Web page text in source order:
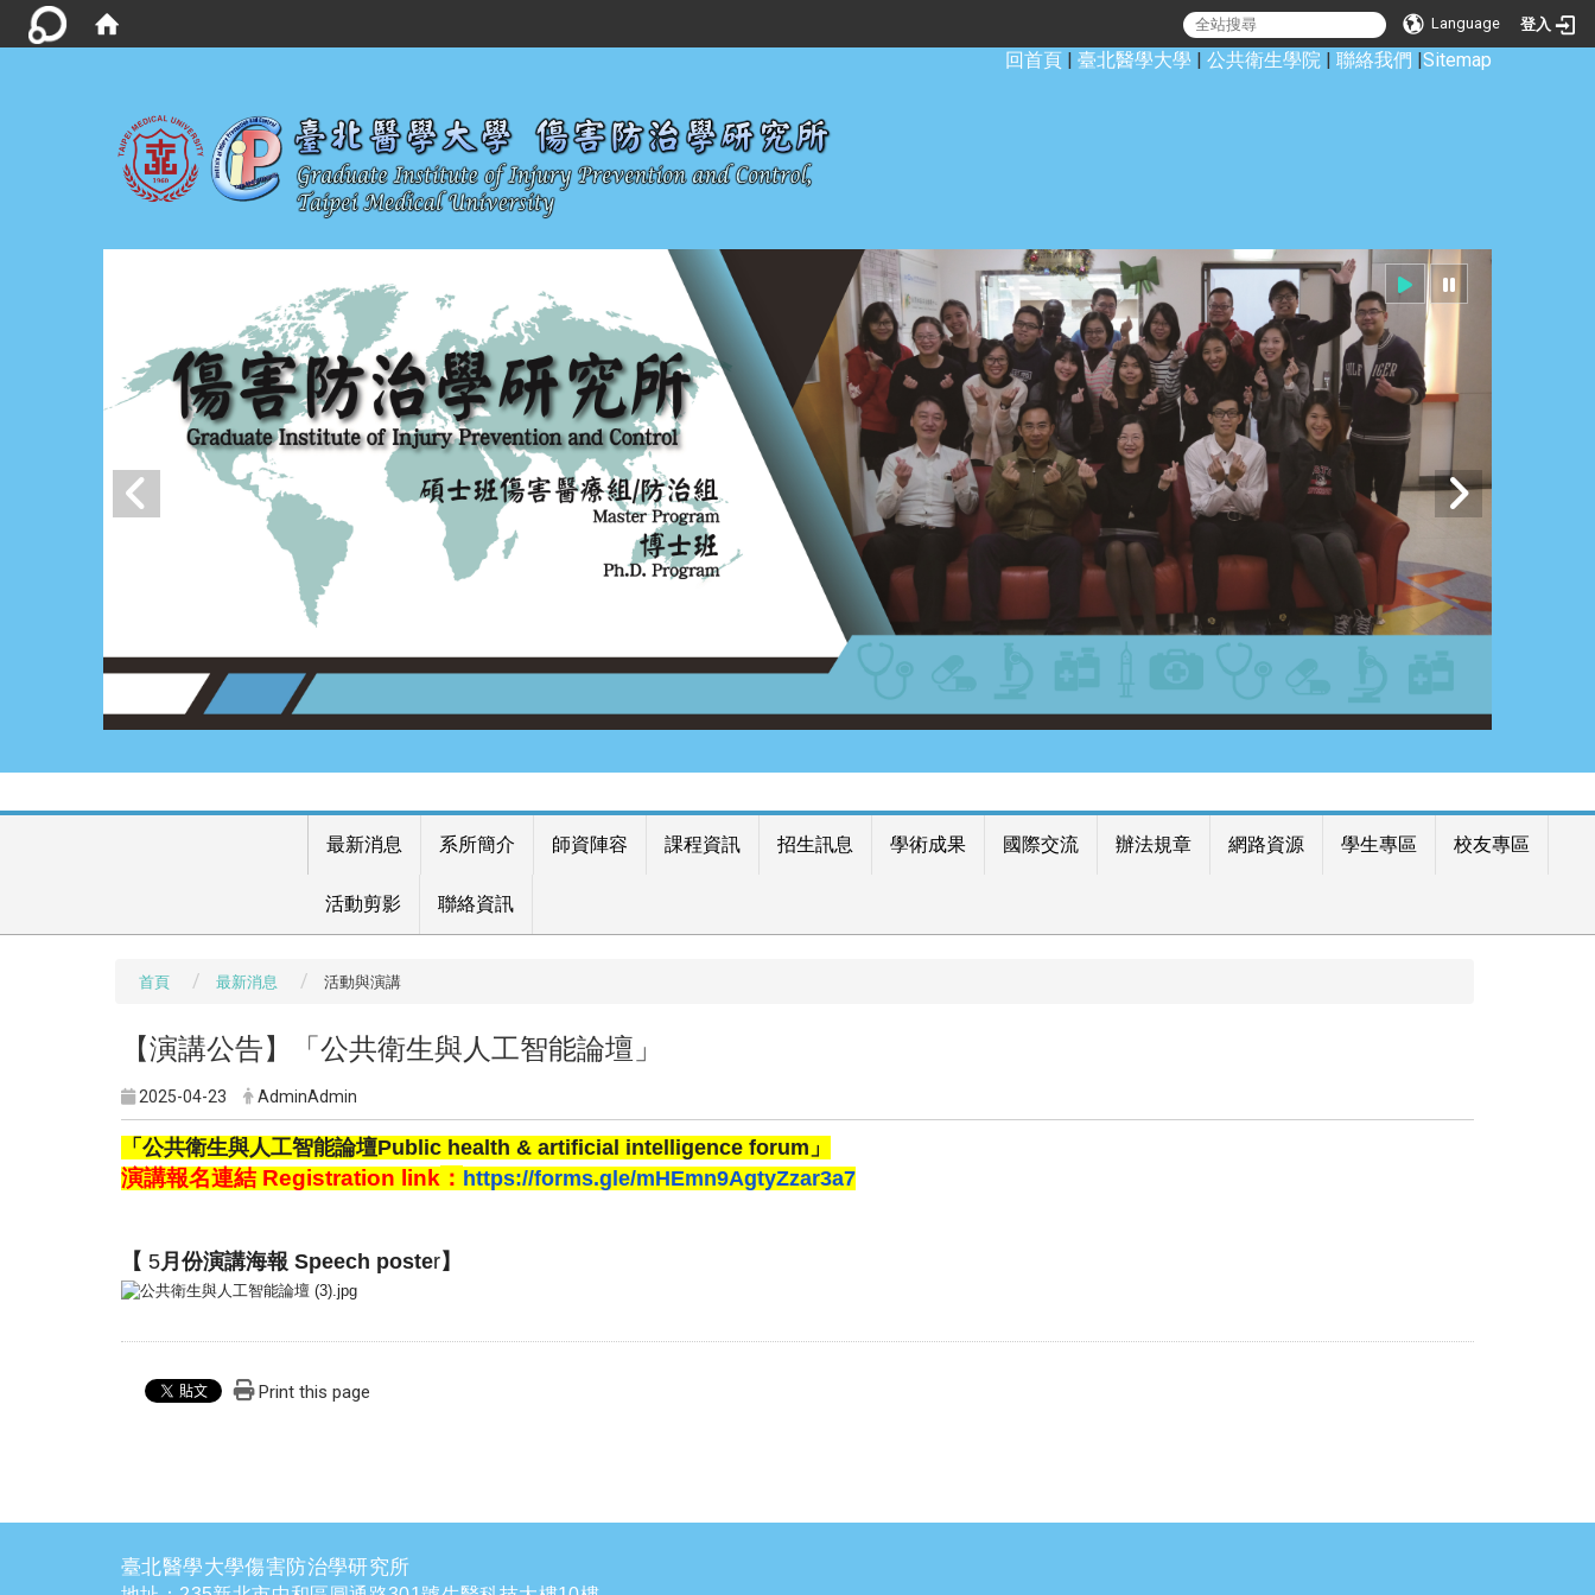
Language 登入
回首頁 | 臺北醫學大學 | 公共衛生學院 | 聯絡我們 |Sitemap
最新消息 系所簡介 師資陣容 課程資訊 招生訊息 學術成果 國際交流 辦法規章 網路資源 學生專區 校友專區
活動剪影 聯絡資訊
首頁 最新消息 活動與演講
【演講公告】「公共衛生與人工智能論壇」
2025-04-23 AdminAdmin
「 公共衛生與人工智能論壇Public health & artificial intelligence forum 」
演講報名連結 Registration link ： https://forms.gle/mHEmn9AgtyZzar3a7
【 5月份演講海報 Speech poster】
Print this page
臺北醫學大學傷害防治學研究所